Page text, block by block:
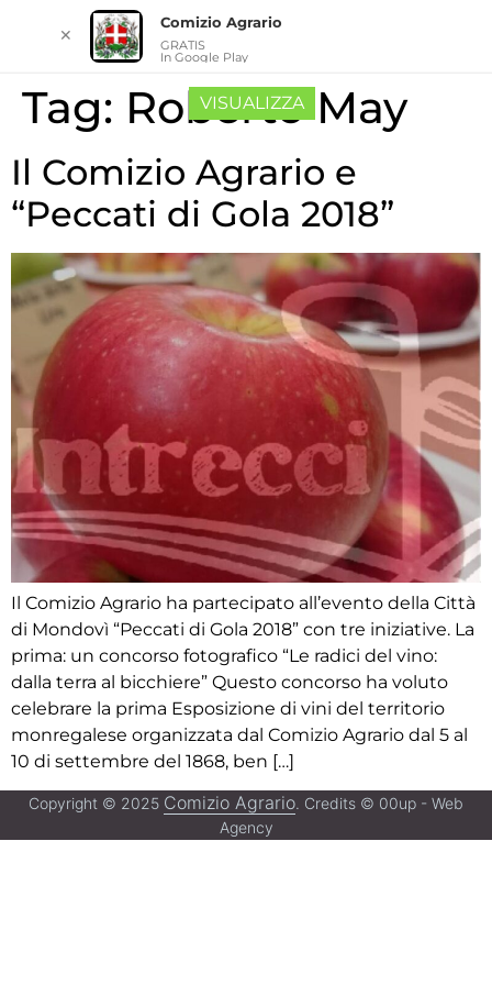
Tag: Roberto May
Il Comizio Agrario e
“Peccati di Gola 2018”
Il Comizio Agrario ha partecipato all’evento della Città
di Mondovì “Peccati di Gola 2018” con tre iniziative. La
prima: un concorso fotografico “Le radici del vino:
dalla terra al bicchiere” Questo concorso ha voluto
celebrare la prima Esposizione di vini del territorio
monregalese organizzata dal Comizio Agrario dal 5 al
10 di settembre del 1868, ben […]
Copyright © 2025 Comizio Agrario. Credits © 00up - Web
Agency
✕
Comizio Agrario
GRATIS
In Google Play
VISUALIZZA